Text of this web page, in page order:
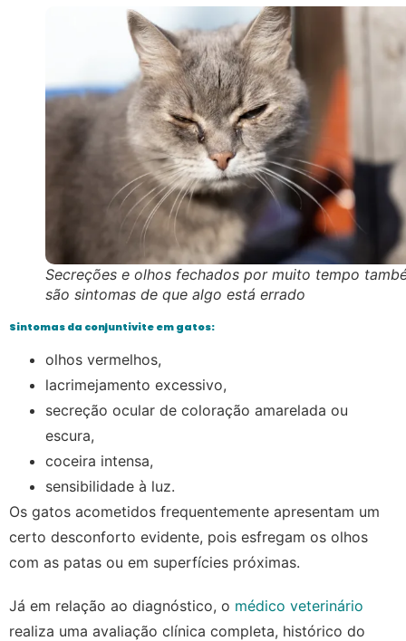
Secreções e olhos fechados por muito tempo
são sintomas de que algo está errado
Sintomas da conjuntivite em gatos:
olhos vermelhos,
lacrimejamento excessivo,
secreção ocular de coloração amarelada ou
escura,
coceira intensa,
sensibilidade à luz.
Os gatos acometidos frequentemente apresentam um
certo desconforto evidente, pois esfregam os olhos
com as patas ou em superfícies próximas.
Já em relação ao diagnóstico, o médico veterinário
realiza uma avaliação clínica completa, histórico do